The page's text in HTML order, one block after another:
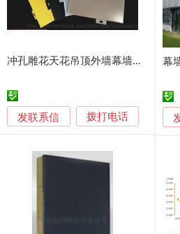
冲孔雕花天花吊顶外墙幕墙门头铝单板厂家直销
发联系信 拨打电话